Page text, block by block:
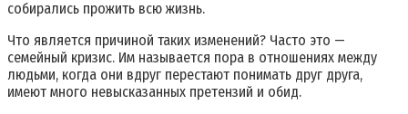
собирались прожить всю жизнь.
Что является причиной таких изменений? Часто это —
семейный кризис. Им называется пора в отношениях между
людьми, когда они вдруг перестают понимать друг друга,
имеют много невысказанных претензий и обид.